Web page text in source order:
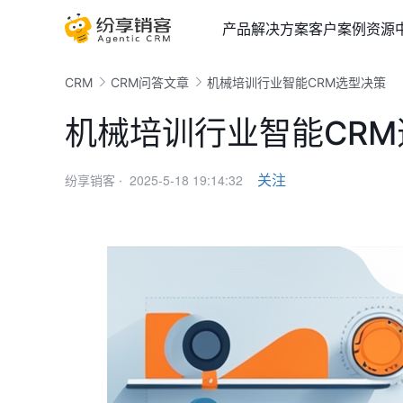
产品解决方案客户案例资源
CRM CRM问答文章 机械培训行业智能CRM选型决策
机械培训行业智能
纷享销客 · 2025-5-18 19:14:32 关注